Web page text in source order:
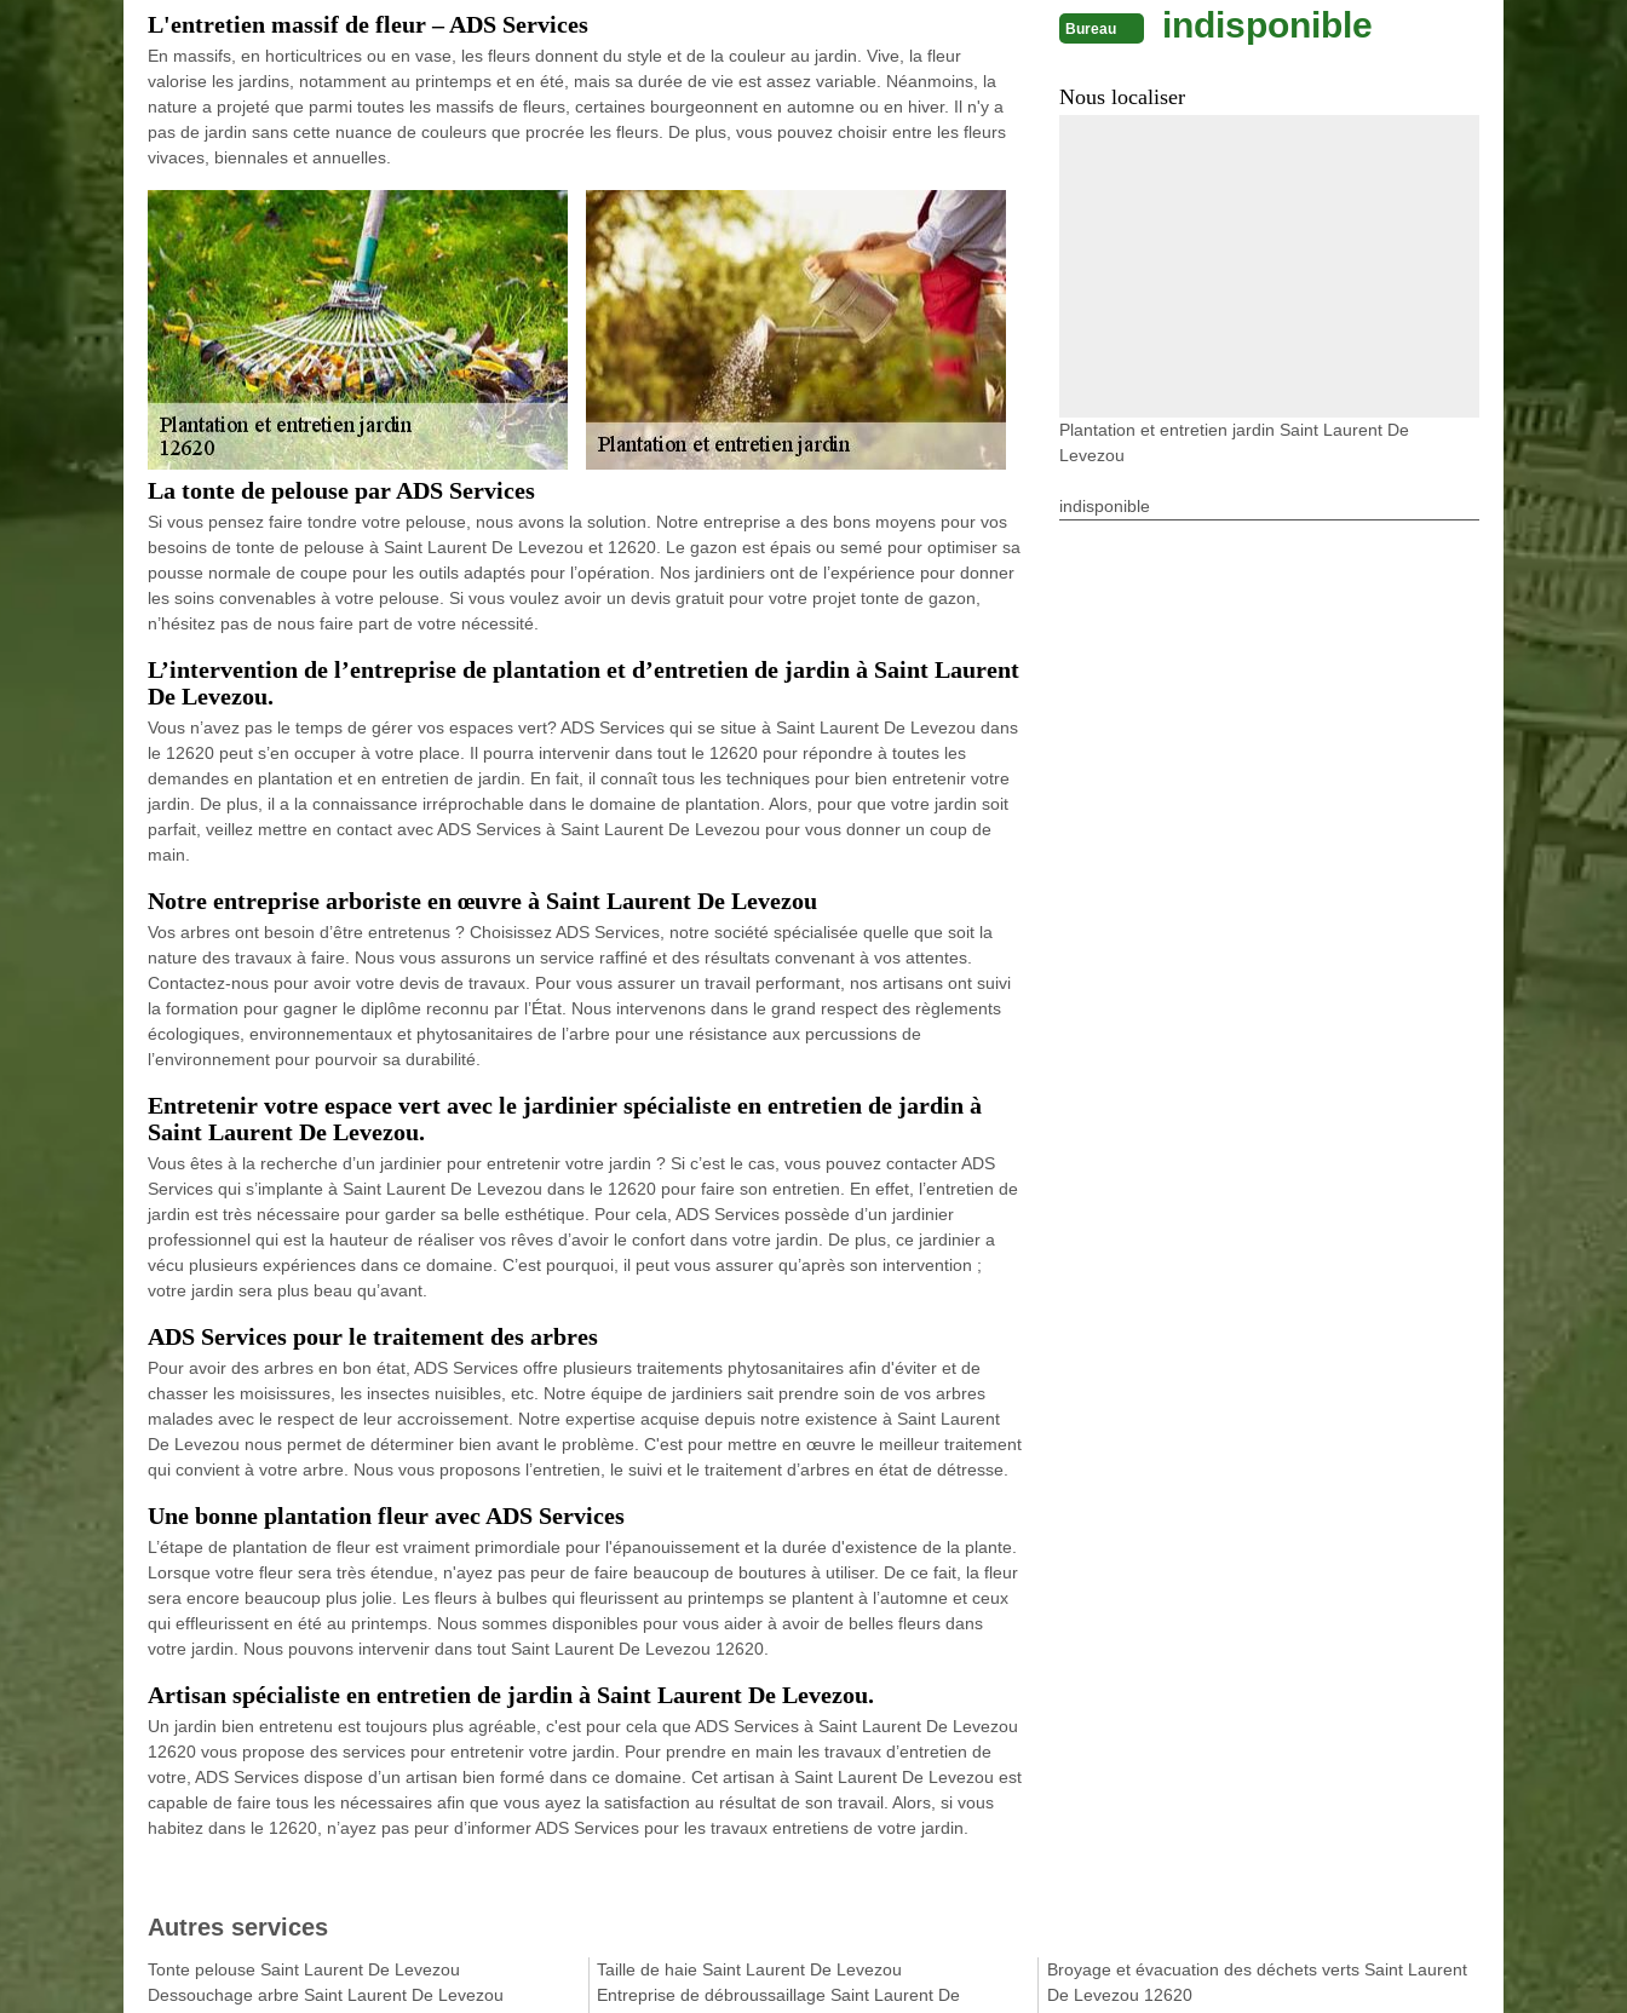
L'entretien massif de fleur – ADS Services
En massifs, en horticultrices ou en vase, les fleurs donnent du style et de la couleur au jardin. Vive, la fleur
valorise les jardins, notamment au printemps et en été, mais sa durée de vie est assez variable. Néanmoins, la
nature a projeté que parmi toutes les massifs de fleurs, certaines bourgeonnent en automne ou en hiver. Il n'y a
pas de jardin sans cette nuance de couleurs que procrée les fleurs. De plus, vous pouvez choisir entre les fleurs
vivaces, biennales et annuelles.
La tonte de pelouse par ADS Services
Si vous pensez faire tondre votre pelouse, nous avons la solution. Notre entreprise a des bons moyens pour vos
besoins de tonte de pelouse à Saint Laurent De Levezou et 12620. Le gazon est épais ou semé pour optimiser sa
pousse normale de coupe pour les outils adaptés pour l’opération. Nos jardiniers ont de l’expérience pour donner
les soins convenables à votre pelouse. Si vous voulez avoir un devis gratuit pour votre projet tonte de gazon,
n’hésitez pas de nous faire part de votre nécessité.
L’intervention de l’entreprise de plantation et d’entretien de jardin à Saint Laurent
De Levezou.
Vous n’avez pas le temps de gérer vos espaces vert? ADS Services qui se situe à Saint Laurent De Levezou dans
le 12620 peut s’en occuper à votre place. Il pourra intervenir dans tout le 12620 pour répondre à toutes les
demandes en plantation et en entretien de jardin. En fait, il connaît tous les techniques pour bien entretenir votre
jardin. De plus, il a la connaissance irréprochable dans le domaine de plantation. Alors, pour que votre jardin soit
parfait, veillez mettre en contact avec ADS Services à Saint Laurent De Levezou pour vous donner un coup de
main.
Notre entreprise arboriste en œuvre à Saint Laurent De Levezou
Vos arbres ont besoin d’être entretenus ? Choisissez ADS Services, notre société spécialisée quelle que soit la
nature des travaux à faire. Nous vous assurons un service raffiné et des résultats convenant à vos attentes.
Contactez-nous pour avoir votre devis de travaux. Pour vous assurer un travail performant, nos artisans ont suivi
la formation pour gagner le diplôme reconnu par l’État. Nous intervenons dans le grand respect des règlements
écologiques, environnementaux et phytosanitaires de l’arbre pour une résistance aux percussions de
l’environnement pour pourvoir sa durabilité.
Entretenir votre espace vert avec le jardinier spécialiste en entretien de jardin à
Saint Laurent De Levezou.
Vous êtes à la recherche d’un jardinier pour entretenir votre jardin ? Si c’est le cas, vous pouvez contacter ADS
Services qui s’implante à Saint Laurent De Levezou dans le 12620 pour faire son entretien. En effet, l’entretien de
jardin est très nécessaire pour garder sa belle esthétique. Pour cela, ADS Services possède d’un jardinier
professionnel qui est la hauteur de réaliser vos rêves d’avoir le confort dans votre jardin. De plus, ce jardinier a
vécu plusieurs expériences dans ce domaine. C’est pourquoi, il peut vous assurer qu’après son intervention ;
votre jardin sera plus beau qu’avant.
ADS Services pour le traitement des arbres
Pour avoir des arbres en bon état, ADS Services offre plusieurs traitements phytosanitaires afin d'éviter et de
chasser les moisissures, les insectes nuisibles, etc. Notre équipe de jardiniers sait prendre soin de vos arbres
malades avec le respect de leur accroissement. Notre expertise acquise depuis notre existence à Saint Laurent
De Levezou nous permet de déterminer bien avant le problème. C'est pour mettre en œuvre le meilleur traitement
qui convient à votre arbre. Nous vous proposons l’entretien, le suivi et le traitement d’arbres en état de détresse.
Une bonne plantation fleur avec ADS Services
L’étape de plantation de fleur est vraiment primordiale pour l'épanouissement et la durée d'existence de la plante.
Lorsque votre fleur sera très étendue, n'ayez pas peur de faire beaucoup de boutures à utiliser. De ce fait, la fleur
sera encore beaucoup plus jolie. Les fleurs à bulbes qui fleurissent au printemps se plantent à l’automne et ceux
qui effleurissent en été au printemps. Nous sommes disponibles pour vous aider à avoir de belles fleurs dans
votre jardin. Nous pouvons intervenir dans tout Saint Laurent De Levezou 12620.
Artisan spécialiste en entretien de jardin à Saint Laurent De Levezou.
Un jardin bien entretenu est toujours plus agréable, c'est pour cela que ADS Services à Saint Laurent De Levezou
12620 vous propose des services pour entretenir votre jardin. Pour prendre en main les travaux d’entretien de
votre, ADS Services dispose d’un artisan bien formé dans ce domaine. Cet artisan à Saint Laurent De Levezou est
capable de faire tous les nécessaires afin que vous ayez la satisfaction au résultat de son travail. Alors, si vous
habitez dans le 12620, n’ayez pas peur d’informer ADS Services pour les travaux entretiens de votre jardin.
Bureau indisponible
Nous localiser
Plantation et entretien jardin Saint Laurent De
Levezou
indisponible
Autres services
Tonte pelouse Saint Laurent De Levezou
Dessouchage arbre Saint Laurent De Levezou
Taille de haie Saint Laurent De Levezou
Entreprise de débroussaillage Saint Laurent De
Broyage et évacuation des déchets verts Saint Laurent
De Levezou 12620